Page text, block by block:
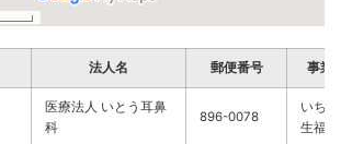
法人名 郵便番号 事業
医療法人 いとう耳鼻
科
896-0078
いち
生福